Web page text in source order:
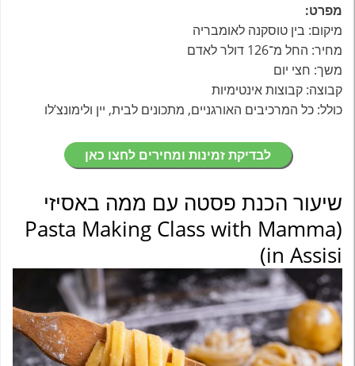
מפרט:
מיקום: בין טוסקנה לאומבריה
מחיר: החל מ־126 דולר לאדם
משך: חצי יום
קבוצה: קבוצות אינטימיות
כולל: כל המרכיבים האורגניים, מתכונים לבית, יין ולימונצ’לו
לבדיקת זמינות ומחירים לחצו כאן
שיעור הכנת פסטה עם ממה באסיזי
(Pasta Making Class with Mamma
in Assisi)